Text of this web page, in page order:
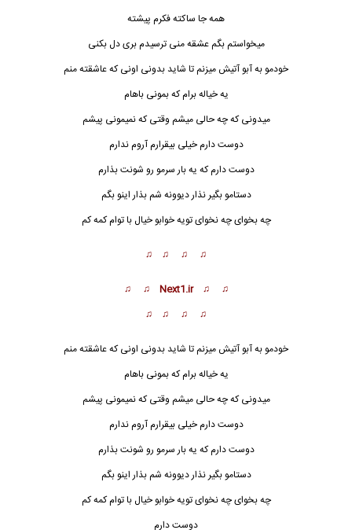
همه جا ساکته فکرم پیشته
میخواستم بگم عشقه منی ترسیدم بری دل بکنی
خودمو به آبو آتیش میزنم تا شاید بدونی اونی که عاشقته منم
یه خیاله برام که بمونی باهام
میدونی که چه حالی میشم وقتی که نمیمونی پیشم
دوست دارم خیلی بیقرارم آروم ندارم
دوست دارم که یه بار سرمو رو شونت بذارم
دستامو بگیر نذار دیوونه شم بذار اینو بگم
چه بخوای چه نخوای تویه خوابو خیال با توام کمه کم
♫ ♫ ♫ ♫
♫ ♫ Next1.ir ♫ ♫
♫ ♫ ♫ ♫
خودمو به آبو آتیش میزنم تا شاید بدونی اونی که عاشقته منم
یه خیاله برام که بمونی باهام
میدونی که چه حالی میشم وقتی که نمیمونی پیشم
دوست دارم خیلی بیقرارم آروم ندارم
دوست دارم که یه بار سرمو رو شونت بذارم
دستامو بگیر نذار دیوونه شم بذار اینو بگم
چه بخوای چه نخوای تویه خوابو خیال با توام کمه کم
دوست دارم